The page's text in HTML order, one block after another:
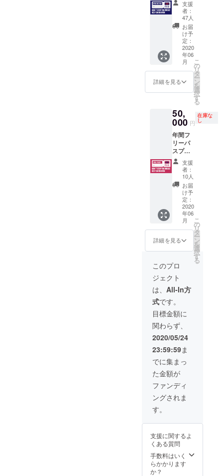
RITTO
「OWN
GOAL
」 ⑦
DA「P
ABLO
」 ⑧
DJ
HIKAR
U「ミナ
Support
by. 赤
土・サ
バニレ
コー
ズ・波
の上
MUSIC
&BARB
ER
ト ※イ
ベント
招待プ
ラン
(2,000
円) がお
得な６
セット
にしま
した。
入場時
に毎回
ンクを
ご提供
させて
頂きま
す。
支援
者：
47人
お届
け予
定：
2020
年06
月
詳細を見る
こ
の
リ
タ
ー
ン
を
選
択
す
る
50,
000 円
在庫な
し
年間フ
リーパ
スプラ
ン (営業
再開
後、1年
間どの
イベン
トにも
入場可
能なフ
リーパ
ス。毎
回＋1ド
リンク
ご提
供。)
支援
者：
10人
お届
け予
定：
2020
年06
月
詳細を見る
こ
の
リ
タ
ー
ン
を
選
択
す
る
このプロ
ジェクト
は、 All-In方
式です。
目標金額に
関わらず、
2020/05/24
23:59:59ま
でに集まっ
た金額が
ファンディ
ングされま
す。
支援に関するよ
くある質問
手数料はいく
らかかります
か？